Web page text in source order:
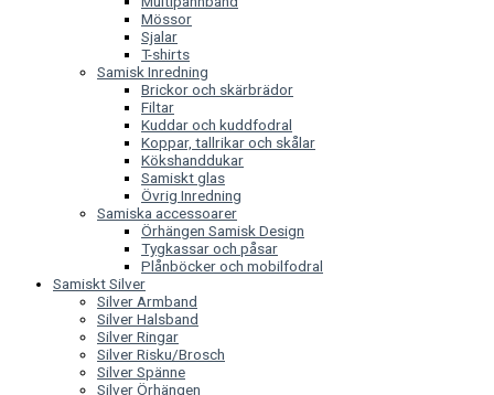
Mössor
Sjalar
T-shirts
Samisk Inredning
Brickor och skärbrädor
Filtar
Kuddar och kuddfodral
Koppar, tallrikar och skålar
Kökshanddukar
Samiskt glas
Övrig Inredning
Samiska accessoarer
Örhängen Samisk Design
Tygkassar och påsar
Plånböcker och mobilfodral
Samiskt Silver
Silver Armband
Silver Halsband
Silver Ringar
Silver Risku/Brosch
Silver Spänne
Silver Örhängen